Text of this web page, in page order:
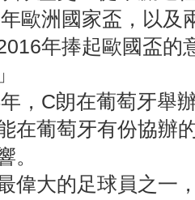
歐洲國家盃，以及
年捧起歐國盃的
，C朗在葡萄牙舉
在葡萄牙有份協辦
。
偉大的足球員之一